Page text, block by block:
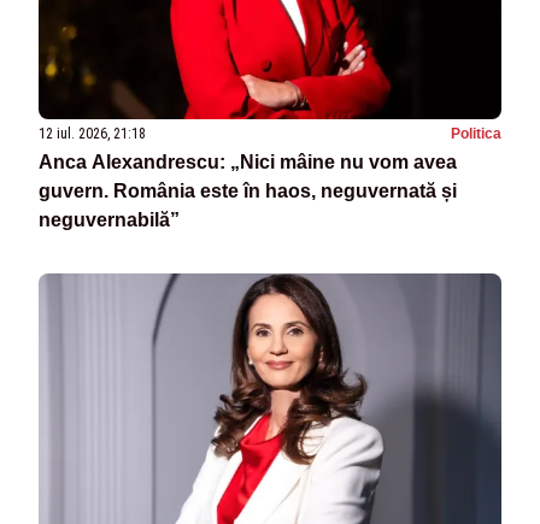
12 iul. 2026, 21:18 Politica
Anca Alexandrescu: „Nici mâine nu vom avea
guvern. România este în haos, neguvernată și
neguvernabilă”